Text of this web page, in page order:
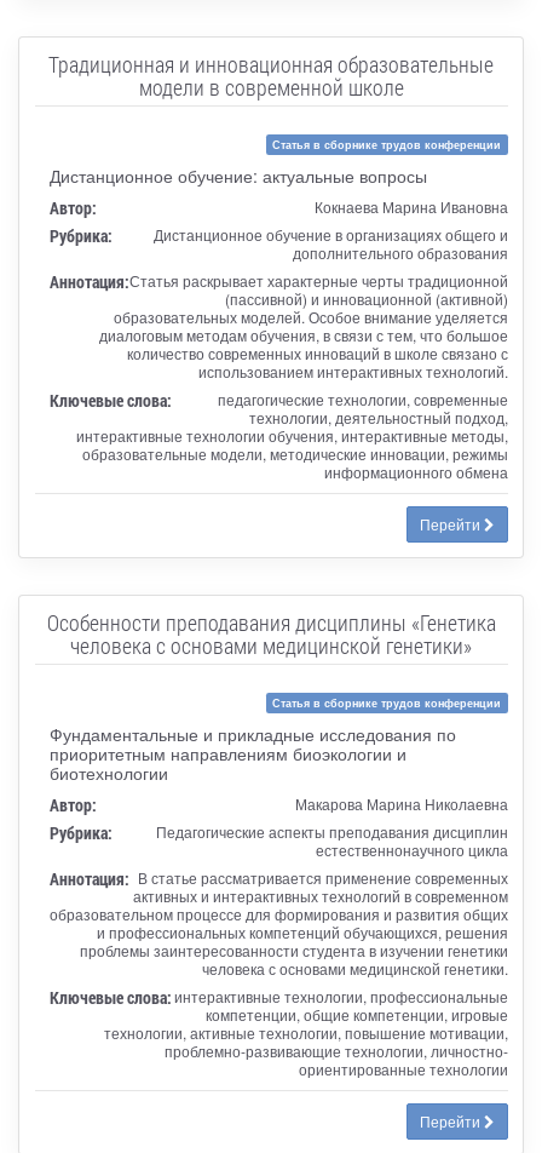
Традиционная и инновационная образовательные
модели в современной школе
Статья в сборнике трудов конференции
Дистанционное обучение: актуальные вопросы
Автор: Кокнаева Марина Ивановна
Рубрика:
Дистанционное обучение в организациях общего и
дополнительного образования
Аннотация:Статья раскрывает характерные черты традиционной
(пассивной) и инновационной (активной)
образовательных моделей. Особое внимание уделяется
диалоговым методам обучения, в связи с тем, что большое
количество современных инноваций в школе связано с
использованием интерактивных технологий.
Ключевые слова:
педагогические технологии, современные
технологии, деятельностный подход,
интерактивные технологии обучения, интерактивные методы,
образовательные модели, методические инновации, режимы
информационного обмена
Перейти
Особенности преподавания дисциплины «Генетика
человека с основами медицинской генетики»
Статья в сборнике трудов конференции
Фундаментальные и прикладные исследования по
приоритетным направлениям биоэкологии и
биотехнологии
Автор: Макарова Марина Николаевна
Рубрика:
Педагогические аспекты преподавания дисциплин
естественнонаучного цикла
Аннотация: В статье рассматривается применение современных
активных и интерактивных технологий в современном
образовательном процессе для формирования и развития общих
и профессиональных компетенций обучающихся, решения
проблемы заинтересованности студента в изучении генетики
человека с основами медицинской генетики.
Ключевые слова:интерактивные технологии, профессиональные
компетенции, общие компетенции, игровые
технологии, активные технологии, повышение мотивации,
проблемно-развивающие технологии, личностно-
ориентированные технологии
Перейти